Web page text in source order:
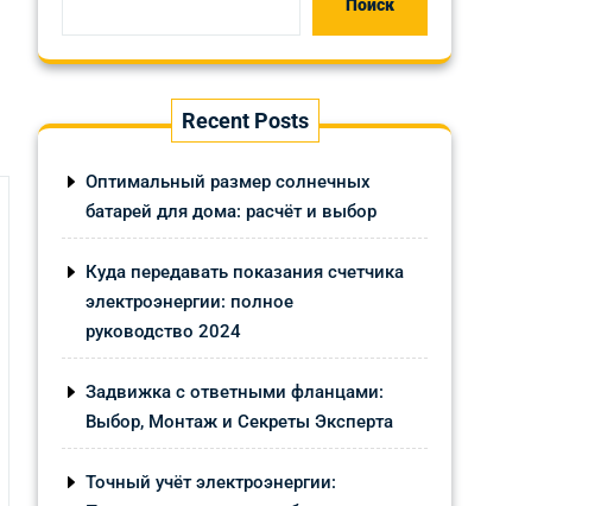
Поиск
Recent Posts
Оптимальный размер солнечных
батарей для дома: расчёт и выбор
Куда передавать показания счетчика
электроэнергии: полное
руководство 2024
Задвижка с ответными фланцами:
Выбор, Монтаж и Секреты Эксперта
Точный учёт электроэнергии: